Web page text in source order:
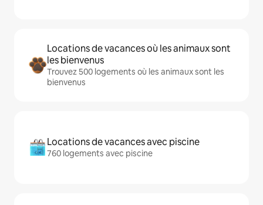
Locations de vacances où les animaux sont
les bienvenus
Trouvez 500 logements où les animaux sont les
bienvenus
Locations de vacances avec piscine
760 logements avec piscine